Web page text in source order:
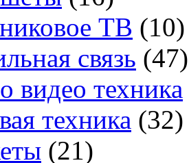
ТВ (10)
связь (47)
видео техника
техника (32)
(21)